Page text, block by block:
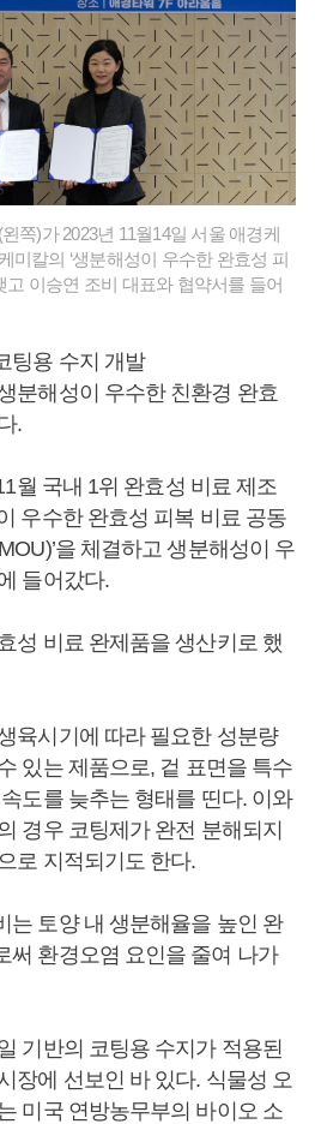
쪽)가 2023년 11월14일 서울 애경케
미칼의 ‘생분해성이 우수한 완효성 피
고 이승연 조비 대표와 협약서를 들어
팅용 수지 개발
분해성이 우수한 친환경 완효
.
월 국내 1위 완효성 비료 제조
우수한 완효성 피복 비료 공동
을 체결하고 생분해성이 우
들어갔다.
성 비료 완제품을 생산키로 했
육시기에 따라 필요한 성분량
있는 제품으로, 겉 표면을 특수
도를 늦추는 형태를 띤다. 이와
경우 코팅제가 완전 분해되지
로 지적되기도 한다.
는 토양 내 생분해율을 높인 완
써 환경오염 요인을 줄여 나가
기반의 코팅용 수지가 적용된
장에 선보인 바 있다. 식물성 오
미국 연방농무부의 바이오 소